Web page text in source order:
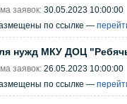
заявок: 30.05.2023 10:00:00
по ссылке —
нужд МКУ ДОЦ
заявок: 26.05.2023 10:00:00
по ссылке —